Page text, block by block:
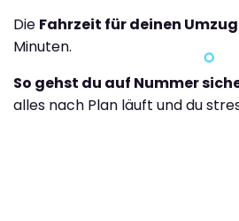
Die Fahrzeit für deinen Umzug
Minuten.
So gehst du auf Nummer
alles nach Plan läuft und du